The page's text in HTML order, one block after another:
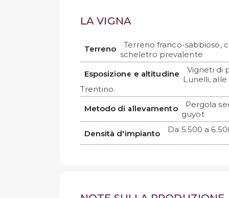
LA VIGNA
Terreno
Terreno franco-sabbioso,
scheletro prevalente
Esposizione e altitudine
Vigneti di
Lunelli,
Trentino.
Metodo di allevamento
Pergola
guyot
Densità d'impianto
Da 5.500 a